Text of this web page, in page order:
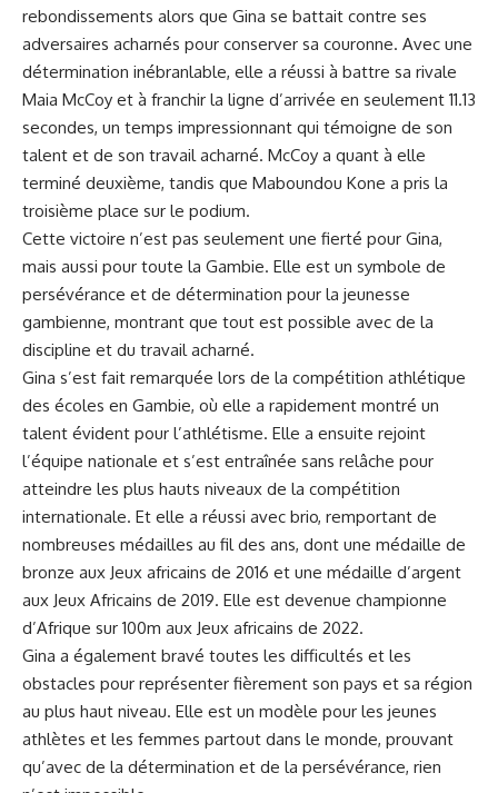
rebondissements alors que Gina se battait contre ses
adversaires‍ acharnés⁤ pour conserver sa​ couronne. ⁢Avec ​une
détermination inébranlable, elle a ​réussi à battre sa rivale
Maia ‌McCoy et à franchir la ligne d’arrivée en‌ seulement⁣ 11.13
secondes, un temps impressionnant qui témoigne de son
‌talent et de ​son travail acharné. McCoy a quant⁣ à ⁢elle
terminé deuxième, tandis que Maboundou Kone a pris la
troisième place sur le podium.
Cette⁣ victoire n’est pas seulement une fierté pour Gina,
mais aussi pour toute la Gambie. Elle‍ est un symbole de
persévérance et ‌de détermination pour la jeunesse
gambienne, montrant que‌ tout est⁤ possible avec de la
discipline et⁢ du travail acharné.
Gina s’est fait remarquée lors de‍ la compétition athlétique
des écoles en Gambie,⁢ où elle a rapidement montré​ un
talent ​évident pour l’athlétisme. Elle a ensuite ‍rejoint
l’équipe nationale et s’est entraînée sans ⁣relâche​ pour
atteindre⁢ les⁤ plus‌ hauts niveaux de la compétition
internationale. Et‍ elle a réussi avec brio, remportant de
nombreuses médailles au fil des ans, dont une médaille de
bronze aux Jeux africains‌ de 2016 et une médaille d’argent
aux Jeux Africains de⁣ 2019. Elle est ‍devenue championne
d’Afrique sur 100m aux Jeux africains de 2022.
Gina ⁤a également bravé toutes les difficultés et les
‌obstacles​ pour​ représenter fièrement son⁢ pays et sa région
au ⁢plus haut niveau. Elle est ‌un modèle pour les⁤ jeunes
athlètes et les femmes partout dans‍ le monde, prouvant
qu’avec de la détermination et de la persévérance, rien